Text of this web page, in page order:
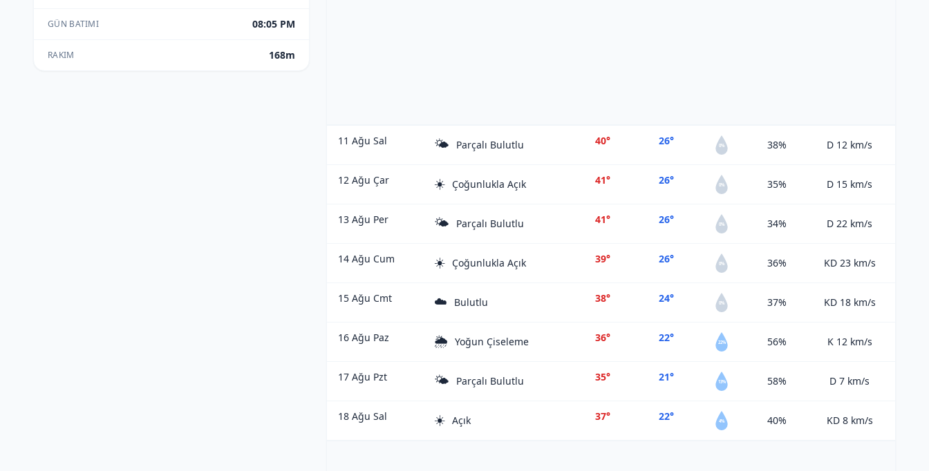
GÜN BATIMI 08:05 PM
RAKIM 168m
11 Ağu Sal 🌤️ Parçalı Bulutlu 40° 26° 0% 38% D 12 km/s
12 Ağu Çar ☀️ Çoğunlukla Açık 41° 26° 0% 35% D 15 km/s
13 Ağu Per 🌤️ Parçalı Bulutlu 41° 26° 0% 34% D 22 km/s
14 Ağu Cum ☀️ Çoğunlukla Açık 39° 26° 0% 36% KD 23 km/s
15 Ağu Cmt ☁️ Bulutlu 38° 24° 0% 37% KD 18 km/s
16 Ağu Paz 🌦️ Yoğun Çiseleme 36° 22° 22% 56% K 12 km/s
17 Ağu Pzt 🌤️ Parçalı Bulutlu 35° 21° 13% 58% D 7 km/s
18 Ağu Sal ☀️ Açık 37° 22° 4% 40% KD 8 km/s